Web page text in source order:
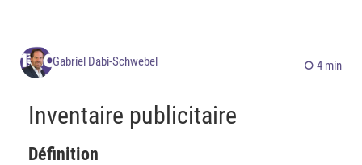
Gabriel Dabi-Schwebel 4 min
Inventaire publicitaire
Définition